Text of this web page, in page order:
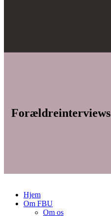
Forældreinterviews
Hjem
Om FBU
Om os